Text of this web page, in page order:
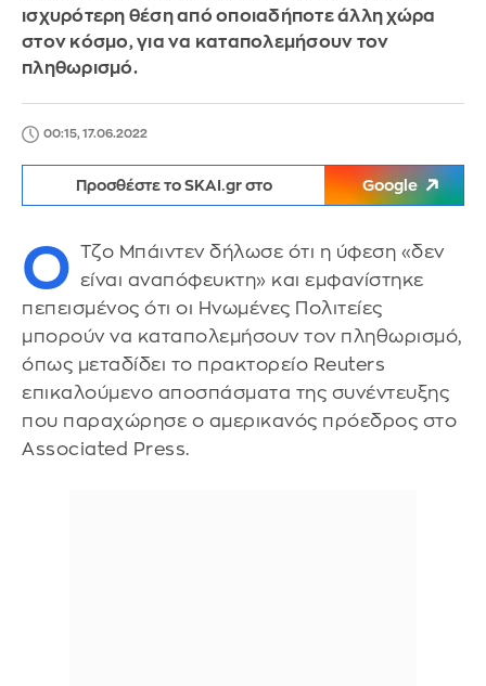
ισχυρότερη θέση από οποιαδήποτε άλλη χώρα
στον κόσμο, για να καταπολεμήσουν τον
πληθωρισμό.
00:15, 17.06.2022
Προσθέστε το SKAI.gr στο Google
Ο Τζο Μπάιντεν δήλωσε ότι η ύφεση «δεν
είναι αναπόφευκτη» και εμφανίστηκε
πεπεισμένος ότι οι Ηνωμένες Πολιτείες
μπορούν να καταπολεμήσουν τον πληθωρισμό,
όπως μεταδίδει το πρακτορείο Reuters
επικαλούμενο αποσπάσματα της συνέντευξης
που παραχώρησε ο αμερικανός πρόεδρος στο
Associated Press.